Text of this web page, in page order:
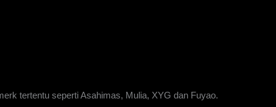
tertentu seperti Asahimas, Mulia, XYG dan Fuyao.